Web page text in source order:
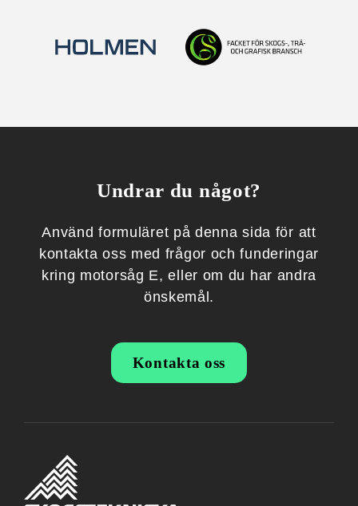
Undrar du något?
Använd formuläret på denna sida för att
kontakta oss med frågor och funderingar
kring motorsåg E, eller om du har andra
önskemål.
Kontakta oss